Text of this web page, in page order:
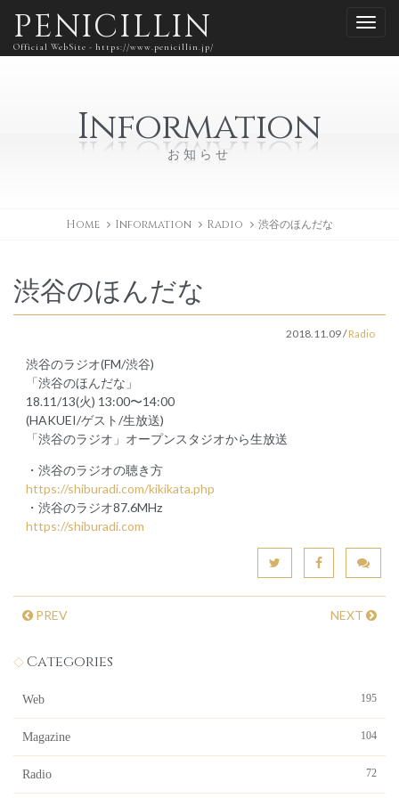
PENICILLIN
Official WebSite - https://www.penicillin.jp/
Information
お知らせ
Home Information Radio 渋谷のほんだな
渋谷のほんだな
2018.11.09/Radio
渋谷のラジオ(FM/渋谷)
「渋谷のほんだな」
18.11/13(火) 13:00〜14:00
(HAKUEI/ゲスト/生放送)
「渋谷のラジオ」オープンスタジオから生放送
・渋谷のラジオの聴き方
https://shiburadi.com/kikikata.php
・渋谷のラジオ87.6MHz
https://shiburadi.com
PREV NEXT
Categories
Web 195
Magazine 104
Radio 72